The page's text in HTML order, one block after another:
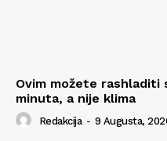
Ovim možete rashladiti
minuta, a nije klima
Redakcija - 9 Augusta,